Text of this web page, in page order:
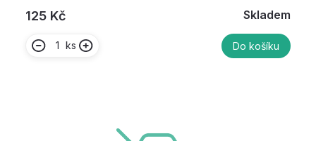
125 Kč
Skladem
ks Do košíku